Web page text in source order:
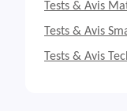
Tests & Avis
Tests & Avis
Tests & Avis